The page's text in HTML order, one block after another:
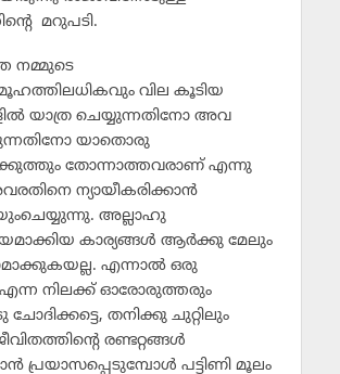
മറുപടി.
നമ്മുടെ
വില കൂടിയ
യാത്ര ചെയ്യുന്നതിനോ അവ
യാതൊരു
തോന്നാത്തവരാണ് എന്നു
ന്യായീകരിക്കാന്‍
അല്ലാഹു
കാര്യങ്ങള്‍ ആര്‍ക്കു മേലും
എന്നാല്‍ ഒരു
നിലക്ക് ഓരോരുത്തരും
തനിക്കു ചുറ്റിലും
രണ്ടറ്റങ്ങള്‍
പ്രയാസപ്പെടുമ്പോള്‍ പട്ടിണി മൂലം